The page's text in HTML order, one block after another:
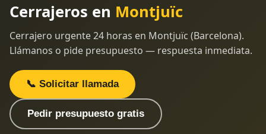
Cerrajeros en Montjuïc
Cerrajero urgente 24 horas en Montjuïc (Barcelona).
Llámanos o pide presupuesto — respuesta inmediata.
📞 Solicitar llamada
Pedir presupuesto gratis